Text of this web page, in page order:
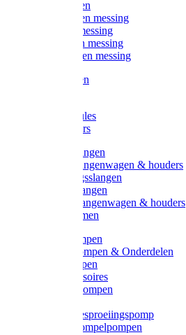
Kogelkranen
Koppelingen messing
Sproeiers messing
Tuinspuiten messing
Slangstukken messing
Handspuiten
Kunststoftules
Regenmeters
Overige slangen
Overige slangenwagen & houders
Beregeningsslangen
Gardena slangen
Gardena slangenwagen & houders
Slangklemmen
Leader pompen
Zwengelpompen & Onderdelen
Ebara pompen
Pompaccessoires
Excellent pompen
Gardena besproeiingspomp
Gardena dompelpompen